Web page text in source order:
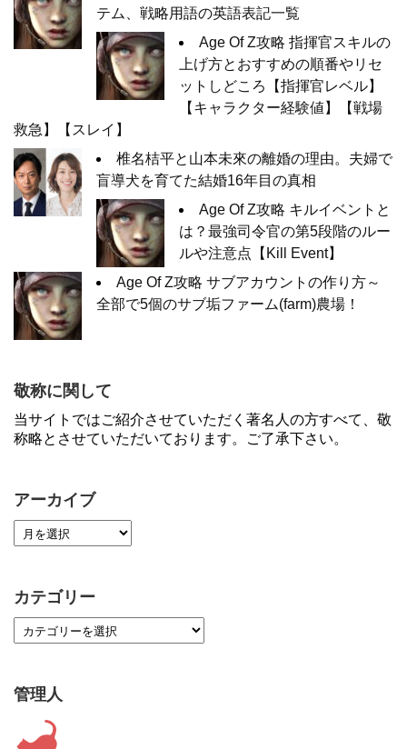
テム、戦略用語の英語表記一覧
Age Of Z攻略 指揮官スキルの
上げ方とおすすめの順番やリセ
ットしどころ【指揮官レベル】
【キャラクター経験値】【戦場
救急】【スレイ】
椎名桔平と山本未來の離婚の理由。夫婦で
盲導犬を育てた結婚16年目の真相
Age Of Z攻略 キルイベントと
は？最強司令官の第5段階のルー
ルや注意点【Kill Event】
Age Of Z攻略 サブアカウントの作り方～
全部で5個のサブ垢ファーム(farm)農場！
敬称に関して
当サイトではご紹介させていただく著名人の方すべて、敬
称略とさせていただいております。ご了承下さい。
アーカイブ
カテゴリー
管理人